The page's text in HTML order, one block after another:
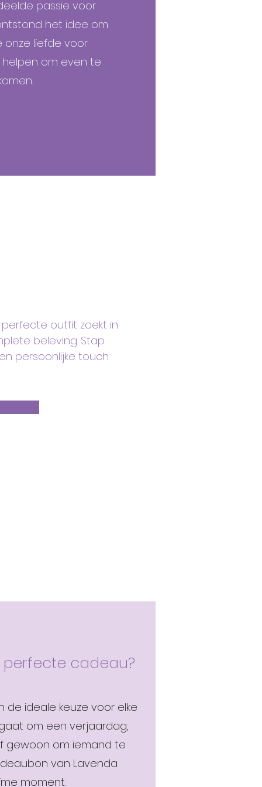
passie voor
het idee om
onze liefde voor
om even te
outfit zoekt in
beleving. Stap
persoonlijke touch
perfecte cadeau?
de ideale keuze voor elke
om een verjaardag,
gewoon om iemand te
van Lavenda
moment.